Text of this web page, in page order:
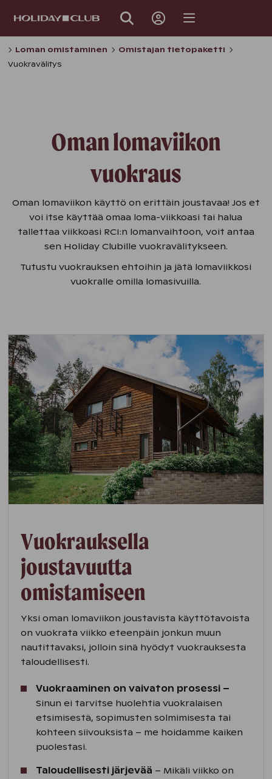
Loman omistaminen
Omistajan tietopaketti
Vuokravälitys
Oman lomaviikon
vuokraus
Oman lomaviikon käyttö on erittäin joustavaa! Jos et
voi itse käyttää omaa loma-viikkoasi tai halua
tallettaa viikkoasi RCI:n lomanvaihtoon, voit antaa
sen Holiday Clubille vuokravälitykseen.
Tutustu vuokrauksen ehtoihin ja jätä lomaviikkosi
vuokralle omilla lomasivuilla.
Vuokrauksella
joustavuutta
omistamiseen
Yksi oman lomaviikon joustavista käyttötavoista
on vuokrata viikko eteenpäin jonkun muun
nautittavaksi, jolloin sinä hyödyt vuokrauksesta
taloudellisesti.
Vuokraaminen on vaivaton prosessi –
Sinun ei tarvitse huolehtia vuokralaisen
etsimisestä, sopimusten solmimisesta tai
kohteen siivouksista – me hoidamme kaiken
puolestasi.
Taloudellisesti järjevää – Mikäli viikko on